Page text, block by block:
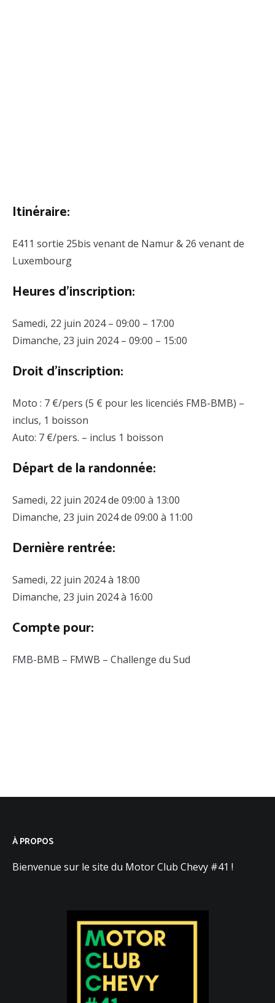
Itinéraire:
E411 sortie 25bis venant de Namur & 26 venant de
Luxembourg
Heures d’inscription:
Samedi, 22 juin 2024 – 09:00 – 17:00
Dimanche, 23 juin 2024 – 09:00 – 15:00
Droit d’inscription:
Moto : 7 €/pers (5 € pour les licenciés FMB-BMB) –
inclus, 1 boisson
Auto: 7 €/pers. – inclus 1 boisson
Départ de la randonnée:
Samedi, 22 juin 2024 de 09:00 à 13:00
Dimanche, 23 juin 2024 de 09:00 à 11:00
Dernière rentrée:
Samedi, 22 juin 2024 à 18:00
Dimanche, 23 juin 2024 à 16:00
Compte pour:
FMB-BMB – FMWB – Challenge du Sud
À PROPOS
Bienvenue sur le site du Motor Club Chevy #41 !